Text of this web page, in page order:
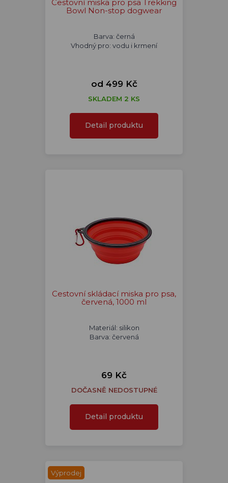
Cestovní miska pro psa Trekking
Bowl Non-stop dogwear
Barva: černá
Vhodný pro: vodu i krmení
od 499 Kč
SKLADEM 2 KS
Detail produktu
Cestovní skládací miska pro psa,
červená, 1000 ml
Materiál: silikon
Barva: červená
69 Kč
DOČASNĚ NEDOSTUPNÉ
Detail produktu
Výprodej